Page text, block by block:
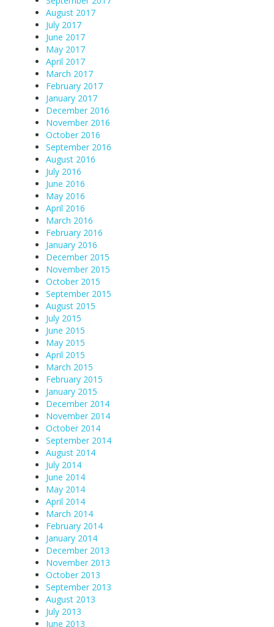
August 2017
July 2017
June 2017
May 2017
April 2017
March 2017
February 2017
January 2017
December 2016
November 2016
October 2016
September 2016
August 2016
July 2016
June 2016
May 2016
April 2016
March 2016
February 2016
January 2016
December 2015
November 2015
October 2015
September 2015
August 2015
July 2015
June 2015
May 2015
April 2015
March 2015
February 2015
January 2015
December 2014
November 2014
October 2014
September 2014
August 2014
July 2014
June 2014
May 2014
April 2014
March 2014
February 2014
January 2014
December 2013
November 2013
October 2013
September 2013
August 2013
July 2013
June 2013